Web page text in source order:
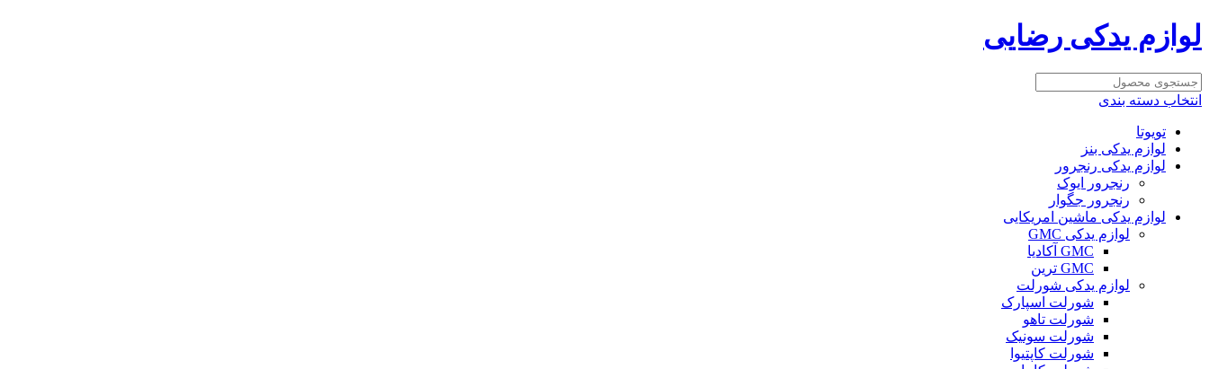
لوازم یدکی رضایی
انتخاب دسته بندی
تویوتا
لوازم یدکی بنز
لوازم یدکی رنجرور
رنجرور ایوک
رنجرور جگوار
لوازم یدکی ماشین امریکایی
لوازم یدکی GMC
GMC آکادیا
GMC ترین
لوازم یدکی شورلت
شورلت اسپارک
شورلت تاهو
شورلت سونیک
شورلت کاپتیوا